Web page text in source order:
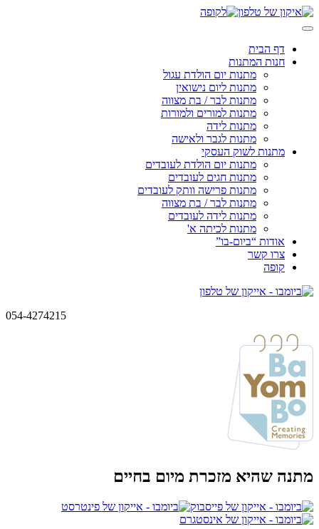
Skip
to
דף הבית
חנות המתנות
מתנות יום הולדת עגול
מתנות ליום נישואין
מתנות לבר / בת מצווה
מתנות למורים ולמורות
מתנות לידה
מתנות לגבר ולאישה
מתנות לשוק העסקי
מתנות יום הולדת לעובדים
מתנות חגים לעובדים
מתנות פרישה וותק לעובדים
מתנות לבר / בת מצווה
מתנות לידה לעובדים
מתנות לכיתה א'
אודות “ביום-בו”
צרו קשר
קופה
054-4274215
מתנה שהיא מזכרת מיום בחיים